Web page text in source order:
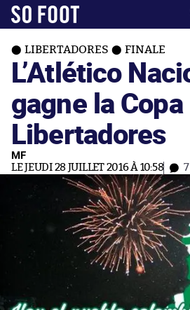
LIBERTADORES FINALE
L’Atlético
gagne la Copa
Libertadores
MF
LE JEUDI 28 JUILLET 2016 À 10:58 7